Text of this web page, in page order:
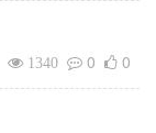
1340 0 0